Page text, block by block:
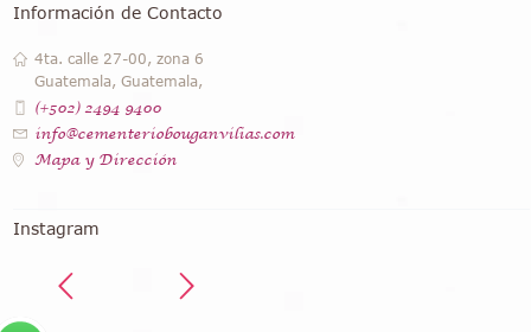
Información de Contacto
4ta. calle 27-00, zona 6
Guatemala, Guatemala,
(+502) 2494 9400
info@cementeriobouganvilias.com
Mapa y Dirección
Instagram